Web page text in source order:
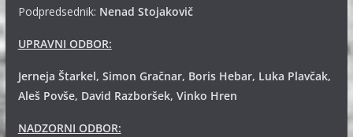
Podpredsednik: Nenad Stojakovič
UPRAVNI ODBOR:
Jerneja Štarkel, Simon Gračnar, Boris Hebar, Luka Plavčak,
Aleš Povše, David Razboršek, Vinko Hren
NADZORNI ODBOR: